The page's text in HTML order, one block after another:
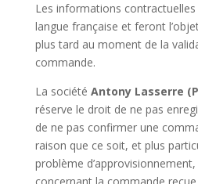
Les informations
langue française et feront
plus tard au moment de la
commande.
La société Antony Lasserre
réserve le droit de ne pas
de ne pas confirmer une
raison que ce soit, et plus
problème